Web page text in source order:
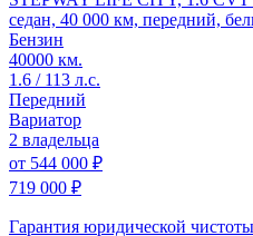
седан, 40 000 км, передний,
Бензин
40000 км.
1.6 / 113 л.с.
Передний
Вариатор
2 владельца
от 544 000 ₽
719 000 ₽
Гарантия юридической чистоты